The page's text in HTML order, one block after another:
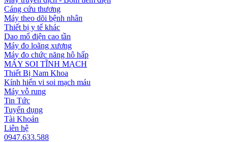
Cáng cứu thương
Máy theo dõi bệnh nhân
Thiết bị y tế khác
Dao mổ điện cao tần
Máy đo loãng xương
Máy đo chức năng hô hấp
MÁY SOI TĨNH MẠCH
Thiết Bị Nam Khoa
Kính hiển vi soi mạch máu
Máy vỗ rung
Tin Tức
Tuyển dụng
Tài Khoản
Liên hệ
0947.633.588